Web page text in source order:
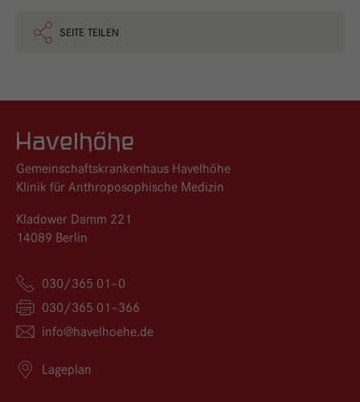
SEITE TEILEN
Logo GKH Havelhöhe
Gemeinschaftskrankenhaus Havelhöhe
Klinik für Anthroposophische Medizin
Kladower Damm 221
14089 Berlin
030/365 01–0
030/365 01–366
info@havelhoehe.de
Lageplan